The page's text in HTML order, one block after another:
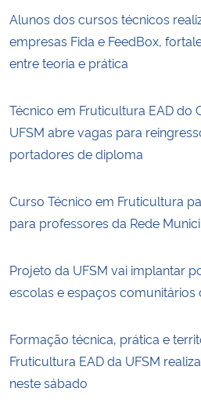
Alunos dos cursos técnicos
empresas Fida e FeedBox,
entre teoria e prática
Técnico em Fruticultura EAD do
UFSM abre vagas para
portadores de diploma
Curso Técnico em Fruticultura
para professores da Rede
Projeto da UFSM vai implantar
escolas e espaços comunitários
Formação técnica, prática e
Fruticultura EAD da UFSM
neste sábado